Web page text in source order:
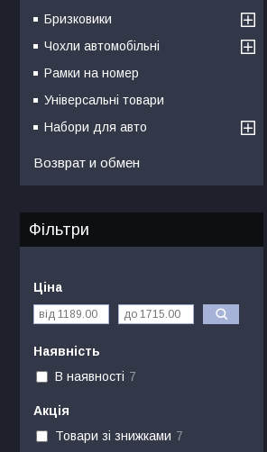
Бризковики
Чохли автомобільні
Рамки на номер
Універсальні товари
Набори для авто
Возврат и обмен
Фільтри
Ціна
Наявність
В наявності 7
Акція
Товари зі знижками 7